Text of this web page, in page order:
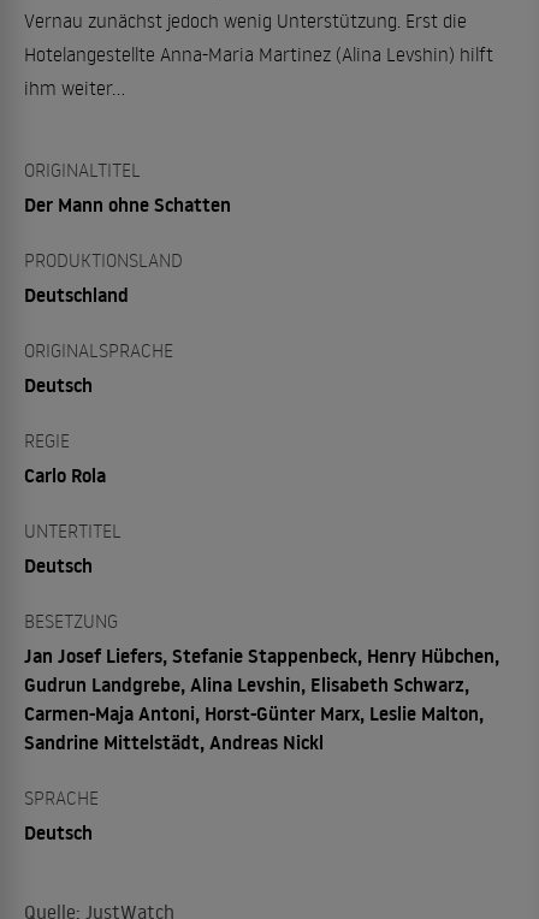
Vernau zunächst jedoch wenig Unterstützung. Erst die
Hotelangestellte Anna-Maria Martinez (Alina Levshin) hilft
ihm weiter...
ORIGINALTITEL
Der Mann ohne Schatten
PRODUKTIONSLAND
Deutschland
ORIGINALSPRACHE
Deutsch
REGIE
Carlo Rola
UNTERTITEL
Deutsch
BESETZUNG
Jan Josef Liefers, Stefanie Stappenbeck, Henry Hübchen,
Gudrun Landgrebe, Alina Levshin, Elisabeth Schwarz,
Carmen-Maja Antoni, Horst-Günter Marx, Leslie Malton,
Sandrine Mittelstädt, Andreas Nickl
SPRACHE
Deutsch
Quelle: JustWatch